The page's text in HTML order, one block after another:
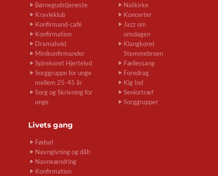
Børnegudstjeneste
Kravleklub
Konfirmand-café
Konfirmation
Dramahold
Minikonfirmander
Spirekoret Hjertelyd
Sorggruppe for unge
mellem 25-45 år
Sorg og Skrivning for
unge
Natkirke
Koncerter
Jazz om
onsdagen
Klangkoret
Stemmebroen
Fællessang
Foredrag
Kig Ind
Seniortræf
Sorggrupper
Livets gang
Fødsel
Navngivning og dåb
Navneændring
Konfirmation